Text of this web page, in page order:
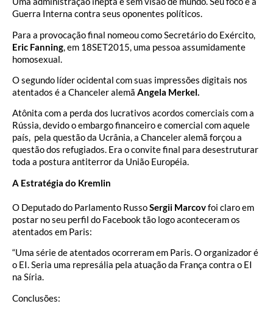
Guerra Interna contra seus oponentes políticos.
Para a provocação final nomeou como Secretário do Exército,
Eric Fanning , em 18SET2015, uma pessoa assumidamente
homosexual.
O segundo líder ocidental com suas impressões digitais nos
atentados é a Chanceler alemã Angela Merkel.
Atônita com a perda dos lucrativos acordos comerciais com a
Rússia, devido o embargo financeiro e comercial com aquele
país, pela questão da Ucrânia, a Chanceler alemã forçou a
questão dos refugiados. Era o convite final para desestruturar
toda a postura antiterror da União Européia.
A Estratégia do Kremlin
O Deputado do Parlamento RussoSergii Marcovfoi claro em
postar no seu perfil do Facebook tão logo aconteceram os
atentados em Paris:
“Uma série de atentados ocorreram em Paris. O organizador é
o EI. Seria uma represália pela atuação da França contra o EI
na Síria.
Conclusões: